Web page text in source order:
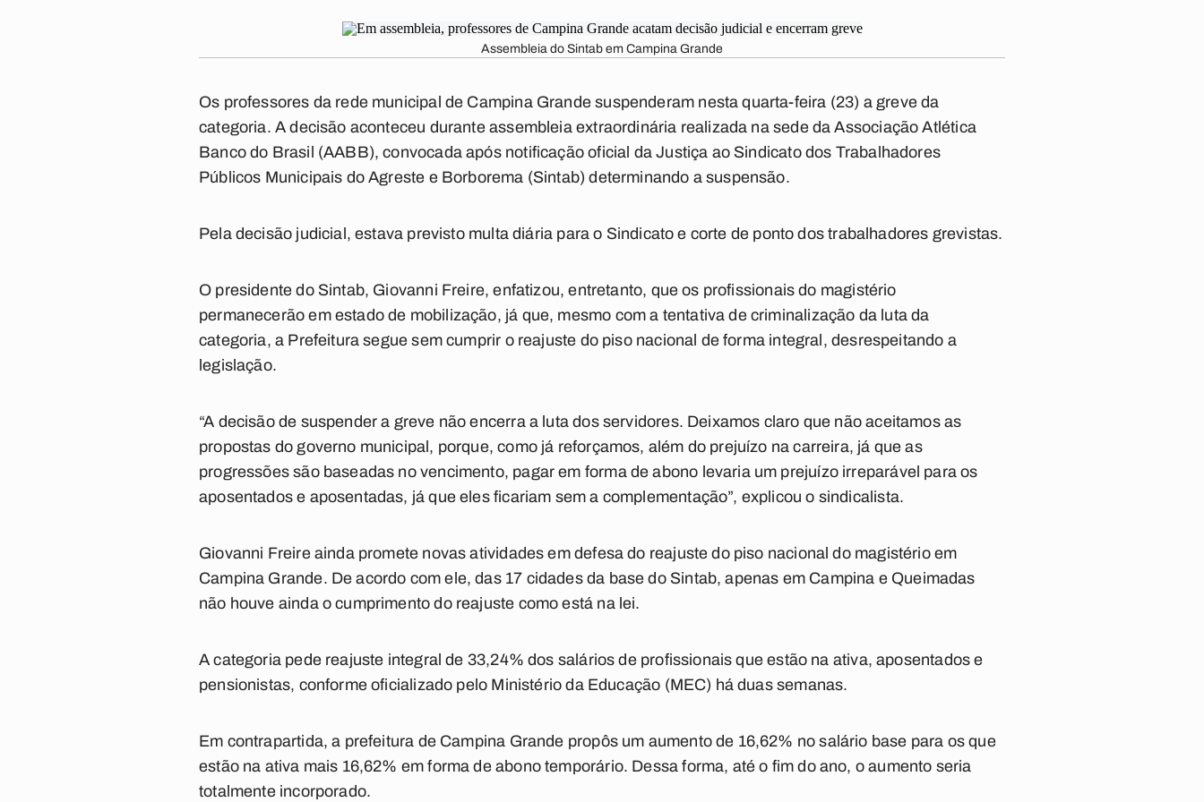
Assembleia do Sintab em Campina Grande
Os professores da rede municipal de Campina Grande suspenderam nesta quarta-feira (23) a greve da
categoria. A decisão aconteceu durante assembleia extraordinária realizada na sede da Associação Atlética
Banco do Brasil (AABB), convocada após notificação oficial da Justiça ao Sindicato dos Trabalhadores
Públicos Municipais do Agreste e Borborema (Sintab) determinando a suspensão.
Pela decisão judicial, estava previsto multa diária para o Sindicato e corte de ponto dos trabalhadores grevistas.
O presidente do Sintab, Giovanni Freire, enfatizou, entretanto, que os profissionais do magistério
permanecerão em estado de mobilização, já que, mesmo com a tentativa de criminalização da luta da
categoria, a Prefeitura segue sem cumprir o reajuste do piso nacional de forma integral, desrespeitando a
legislação.
“A decisão de suspender a greve não encerra a luta dos servidores. Deixamos claro que não aceitamos as
propostas do governo municipal, porque, como já reforçamos, além do prejuízo na carreira, já que as
progressões são baseadas no vencimento, pagar em forma de abono levaria um prejuízo irreparável para os
aposentados e aposentadas, já que eles ficariam sem a complementação”, explicou o sindicalista.
Giovanni Freire ainda promete novas atividades em defesa do reajuste do piso nacional do magistério em
Campina Grande. De acordo com ele, das 17 cidades da base do Sintab, apenas em Campina e Queimadas
não houve ainda o cumprimento do reajuste como está na lei.
A categoria pede reajuste integral de 33,24% dos salários de profissionais que estão na ativa, aposentados e
pensionistas, conforme oficializado pelo Ministério da Educação (MEC) há duas semanas.
Em contrapartida, a prefeitura de Campina Grande propôs um aumento de 16,62% no salário base para os que
estão na ativa mais 16,62% em forma de abono temporário. Dessa forma, até o fim do ano, o aumento seria
totalmente incorporado.